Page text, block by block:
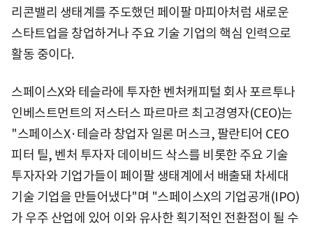
리콘밸리 생태계를 주도했던 페이팔 마피아처럼 새로운
스타트업을 창업하거나 주요 기술 기업의 핵심 인력으로
활동 중이다.
스페이스X와 테슬라에 투자한 벤처캐피털 회사 포르투나
인베스트먼트의 저스터스 파르마르 최고경영자(CEO)는
"스페이스X·테슬라 창업자 일론 머스크, 팔란티어 CEO
피터 틸, 벤처 투자자 데이비드 삭스를 비롯한 주요 기술
투자자와 기업가들이 페이팔 생태계에서 배출돼 차세대
기술 기업을 만들어냈다"며 "스페이스X의 기업공개(IPO)
가 우주 산업에 있어 이와 유사한 획기적인 전환점이 될 수